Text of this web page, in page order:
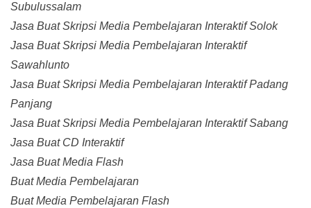
Subulussalam
Jasa Buat Skripsi Media Pembelajaran Interaktif Solok
Jasa Buat Skripsi Media Pembelajaran Interaktif
Sawahlunto
Jasa Buat Skripsi Media Pembelajaran Interaktif Padang
Panjang
Jasa Buat Skripsi Media Pembelajaran Interaktif Sabang
Jasa Buat CD Interaktif
Jasa Buat Media Flash
Buat Media Pembelajaran
Buat Media Pembelajaran Flash